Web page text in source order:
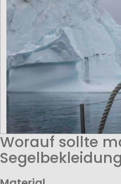
Worauf sollte